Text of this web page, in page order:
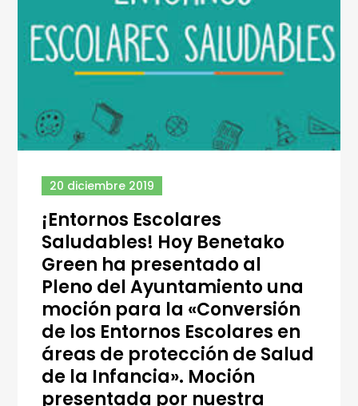
20 diciembre 2019
¡Entornos Escolares
Saludables! Hoy Benetako
Green ha presentado al
Pleno del Ayuntamiento una
moción para la «Conversión
de los Entornos Escolares en
áreas de protección de Salud
de la Infancia». Moción
presentada por nuestra